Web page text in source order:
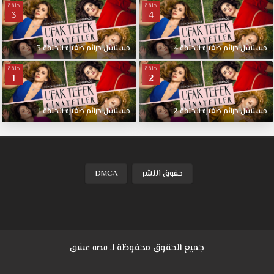
.
حلقة
4
مسلسلجرائمصغيرةالحلقة4
حلقة
3
مسلسلجرائمصغيرةالحلقة3
حلقة
2
مسلسلجرائمصغيرةالحلقة2
حلقة
1
مسلسلجرائمصغيرةالحلقة1
حقوق النشر DMCA
جميع الحقوق محفوظة لـقصة عشق